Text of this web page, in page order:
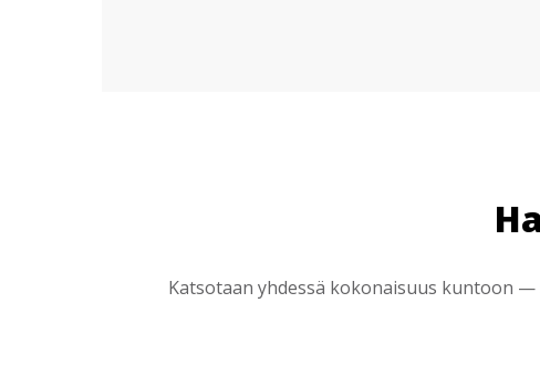
Katsotaan yhdessä kokonaisuus kuntoon —